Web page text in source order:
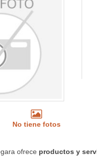
No tiene fotos
ofrece productos y